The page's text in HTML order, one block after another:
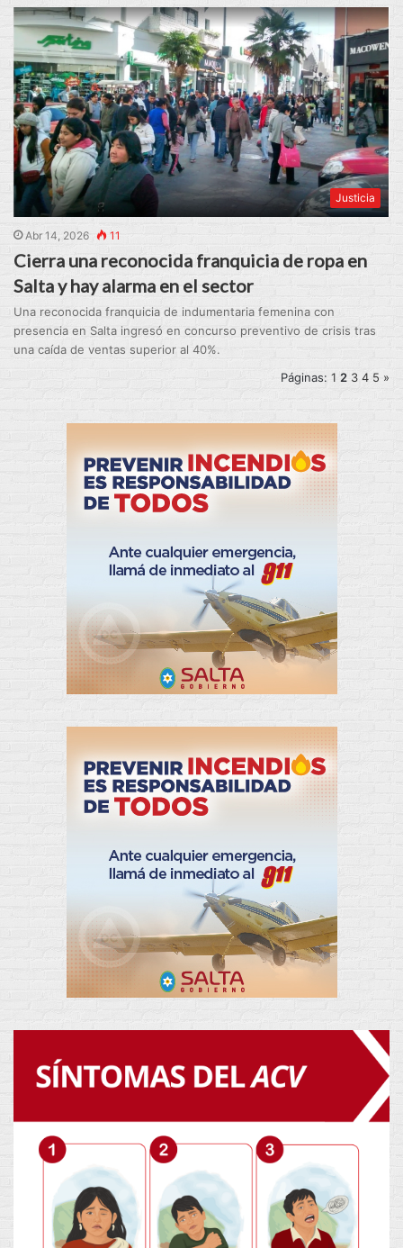
Justicia
Abr 14, 2026 11
Cierra una reconocida franquicia de ropa en
Salta y hay alarma en el sector
Una reconocida franquicia de indumentaria femenina con
presencia en Salta ingresó en concurso preventivo de crisis tras
una caída de ventas superior al 40%.
Páginas: 1 2 3 4 5 »